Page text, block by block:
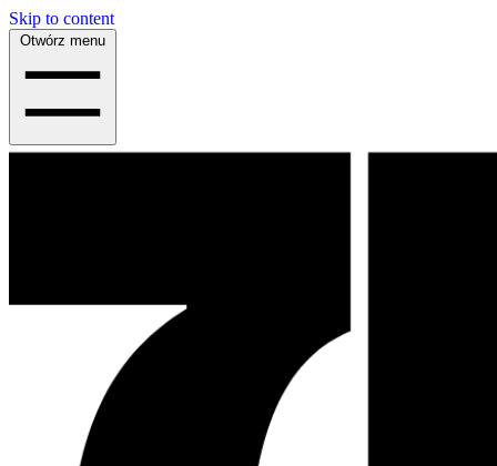
Skip to content
Otwórz menu